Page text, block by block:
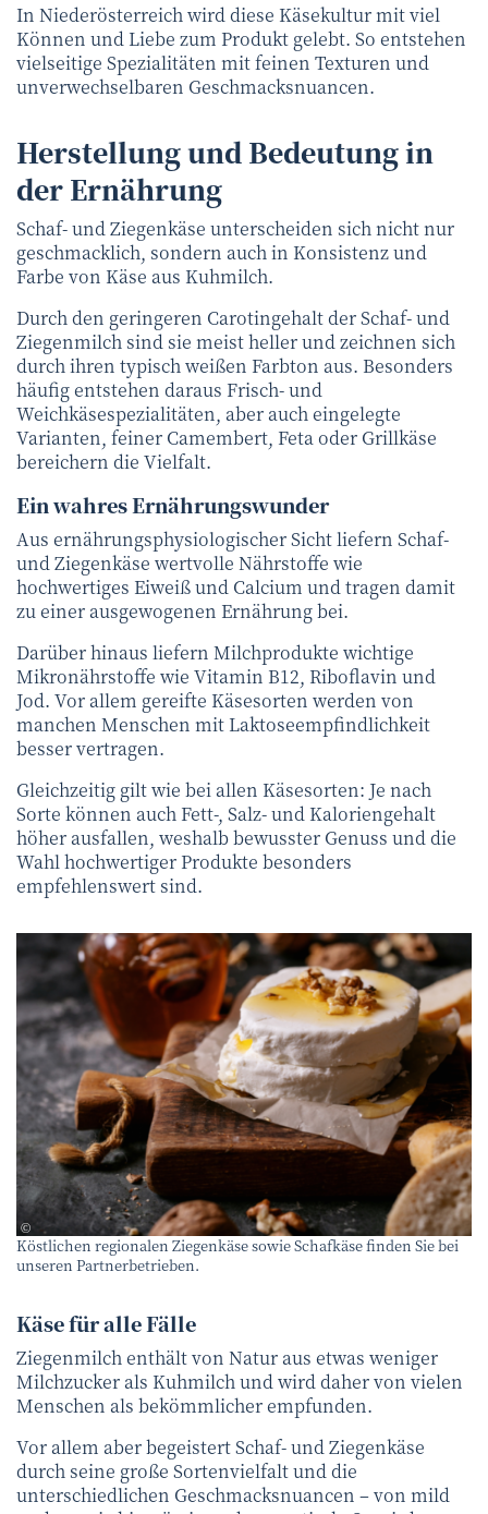
In Niederösterreich wird diese Käsekultur mit viel
Können und Liebe zum Produkt gelebt. So entstehen
vielseitige Spezialitäten mit feinen Texturen und
unverwechselbaren Geschmacksnuancen.
Herstellung und Bedeutung in
der Ernährung
Schaf- und Ziegenkäse unterscheiden sich nicht nur
geschmacklich, sondern auch in Konsistenz und
Farbe von Käse aus Kuhmilch.
Durch den geringeren Carotingehalt der Schaf- und
Ziegenmilch sind sie meist heller und zeichnen sich
durch ihren typisch weißen Farbton aus. Besonders
häufig entstehen daraus Frisch- und
Weichkäsespezialitäten, aber auch eingelegte
Varianten, feiner Camembert, Feta oder Grillkäse
bereichern die Vielfalt.
Ein wahres Ernährungswunder
Aus ernährungsphysiologischer Sicht liefern Schaf-
und Ziegenkäse wertvolle Nährstoffe wie
hochwertiges Eiweiß und Calcium und tragen damit
zu einer ausgewogenen Ernährung bei.
Darüber hinaus liefern Milchprodukte wichtige
Mikronährstoffe wie Vitamin B12, Riboflavin und
Jod. Vor allem gereifte Käsesorten werden von
manchen Menschen mit Laktoseempfindlichkeit
besser vertragen.
Gleichzeitig gilt wie bei allen Käsesorten: Je nach
Sorte können auch Fett-, Salz- und Kaloriengehalt
höher ausfallen, weshalb bewusster Genuss und die
Wahl hochwertiger Produkte besonders
empfehlenswert sind.
©canva
Köstlichen regionalen Ziegenkäse sowie Schafkäse finden Sie bei
unseren Partnerbetrieben.
Käse für alle Fälle
Ziegenmilch enthält von Natur aus etwas weniger
Milchzucker als Kuhmilch und wird daher von vielen
Menschen als bekömmlicher empfunden.
Vor allem aber begeistert Schaf- und Ziegenkäse
durch seine große Sortenvielfalt und die
unterschiedlichen Geschmacksnuancen – von mild